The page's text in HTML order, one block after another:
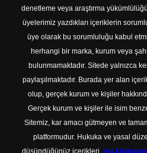
denetleme veya araştırma
üyelerimiz yazdıkları içeriklerin
üye olarak bu sorumluluğu kabul
herhangi bir marka, kurum veya
bulunmamaktadır. Sitede yalnızca
paylaşılmaktadır. Burada yer alan
olup, gerçek kurum ve kişiler
Gerçek kurum ve kişiler ile isim
Sitemiz, kar amacı gütmeyen ve
platformudur. Hukuka ve yasal
düşündüğünüz içerikleri,